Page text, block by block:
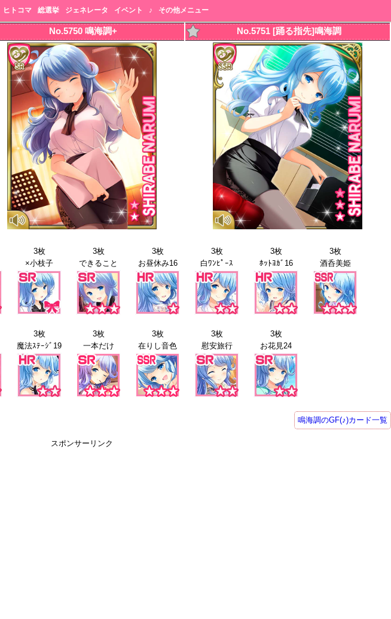
ヒトコマ 総選挙 ジェネレータ イベント ♪ その他メニュー
No.5750 鳴海調+ No.5751 [踊る指先]鳴海調
3枚
×小枝子
3枚
できること
3枚
お昼休み16
3枚
白ﾜﾝﾋﾟｰｽ
3枚
ﾎｯﾄﾖｶﾞ16
3枚
酒呑美姫
3枚
魔法ｽﾃｰｼﾞ19
3枚
一本だけ
3枚
在りし音色
3枚
慰安旅行
3枚
お花見24
鳴海調のGF(♪)カード一覧
スポンサーリンク